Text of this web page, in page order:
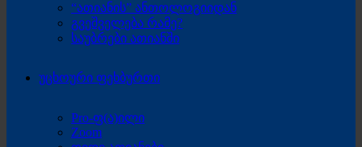
“ათიანის” ანთოლოგიიდან
გვეშველება რამე?
საუბრები ათიანში
უცხოური ფეხბურთი
Pro-ფ(ა)ილი
Zoom